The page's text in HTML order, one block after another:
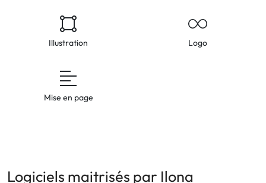
Illustration Logo
Mise en page
Logiciels maitrisés par Ilona